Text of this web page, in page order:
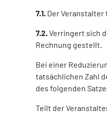
7.1. Der
7.2.Verringert sich
Rechnung gestellt.
Bei einer
tatsächlichen Zahl
des folgenden
Teilt der